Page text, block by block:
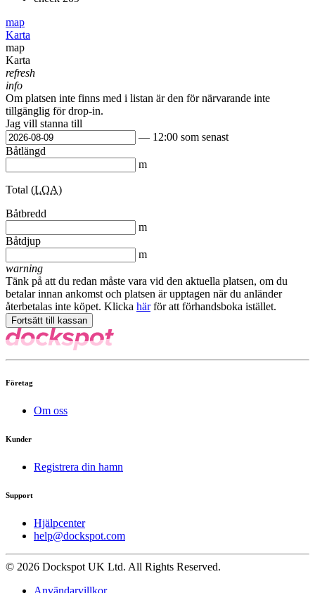
map
Karta
map
Karta
refresh
info
Om platsen inte finns med i listan är den för närvarande inte
tillgänglig för drop-in.
Jag vill stanna till
— 12:00 som senast
Båtlängd
m
Total (LOA)
Båtbredd
m
Båtdjup
m
warning
Tänk på att du redan måste vara vid den aktuella platsen, om du
betalar innan ankomst och platsen är upptagen när du anländer
återbetalas inte köpet. Klicka härför att förhandsboka istället.
Företag
Om oss
Kunder
Registrera din hamn
Support
Hjälpcenter
help@dockspot.com
© 2026 Dockspot UK Ltd. All Rights Reserved.
Användarvillkor